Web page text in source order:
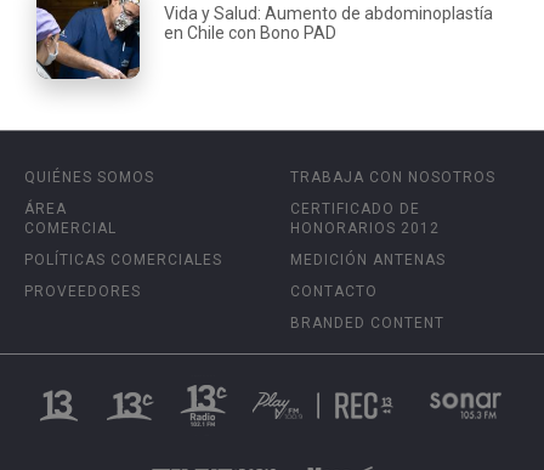
Vida y Salud: Aumento de abdominoplastía
en Chile con Bono PAD
QUIÉNES SOMOS
ÁREA
COMERCIAL
POLÍTICAS COMERCIALES
PROVEEDORES
TRABAJA CON NOSOTROS
CERTIFICADO DE
HONORARIOS 2012
MEDICIÓN ANTENAS
CONTACTO
BRANDED CONTENT